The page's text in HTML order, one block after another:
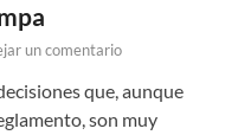
un comentario
que, aunque
son muy